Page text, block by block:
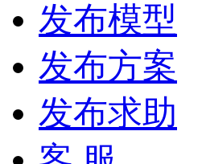
发布模型
发布方案
发布求助